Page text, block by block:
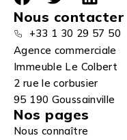
Nous contacter
+33 1 30 29 57 50
Agence commerciale
Immeuble Le Colbert
2 rue le corbusier
95 190 Goussainville
Nos pages
Nous connaître